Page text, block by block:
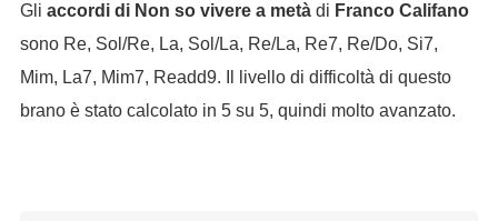
Gli accordi di Non so vivere a metàdi Franco Califano
sono Re, Sol/Re, La, Sol/La, Re/La, Re7, Re/Do, Si7,
Mim, La7, Mim7, Readd9. Il livello di difficoltà di questo
brano è stato calcolato in 5 su 5, quindi molto avanzato.